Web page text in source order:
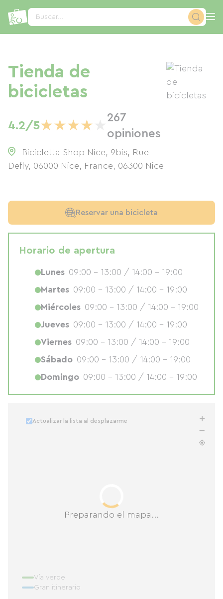
Buscar...
Tienda de
bicicletas
4.2/5★★★★
267
opiniones
Bicicletta Shop Nice, 9bis, Rue
Defly, 06000 Nice, France, 06300 Nice
Preparando el mapa...
Actualizar la lista al desplazarme
Vía verde
Gran itinerario
Reservar una bicicleta
Horario de apertura
Lunes 09:00 - 13:00 / 14:00 - 19:00
Martes 09:00 - 13:00 / 14:00 - 19:00
Miércoles 09:00 - 13:00 / 14:00 - 19:00
Jueves 09:00 - 13:00 / 14:00 - 19:00
Viernes 09:00 - 13:00 / 14:00 - 19:00
Sábado 09:00 - 13:00 / 14:00 - 19:00
Domingo 09:00 - 13:00 / 14:00 - 19:00
Panel de gestión de cookies